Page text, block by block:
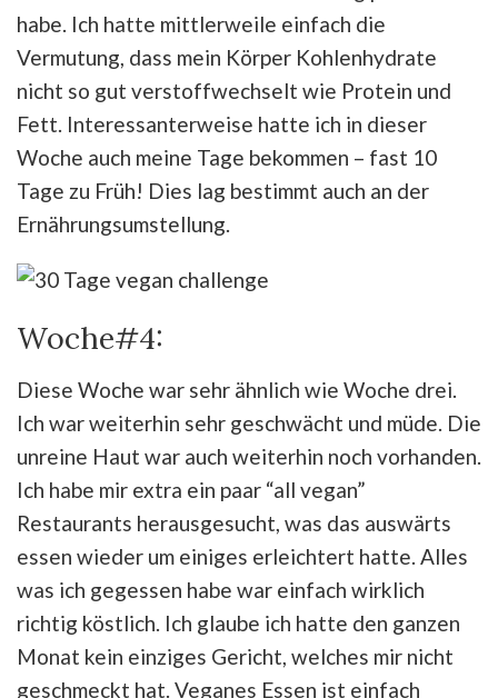
habe. Ich hatte mittlerweile einfach die
Vermutung, dass mein Körper Kohlenhydrate
nicht so gut verstoffwechselt wie Protein und
Fett. Interessanterweise hatte ich in dieser
Woche auch meine Tage bekommen – fast 10
Tage zu Früh! Dies lag bestimmt auch an der
Ernährungsumstellung.
Woche#4:
Diese Woche war sehr ähnlich wie Woche drei.
Ich war weiterhin sehr geschwächt und müde. Die
unreine Haut war auch weiterhin noch vorhanden.
Ich habe mir extra ein paar “all vegan”
Restaurants herausgesucht, was das auswärts
essen wieder um einiges erleichtert hatte. Alles
was ich gegessen habe war einfach wirklich
richtig köstlich. Ich glaube ich hatte den ganzen
Monat kein einziges Gericht, welches mir nicht
geschmeckt hat. Veganes Essen ist einfach